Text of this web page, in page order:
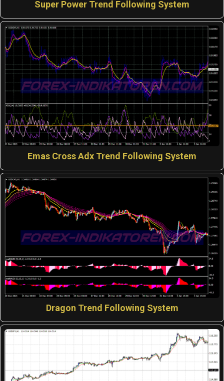
Super Power Trend Following System
Emas Cross Adx Trend Following System
Dragon Trend Following System